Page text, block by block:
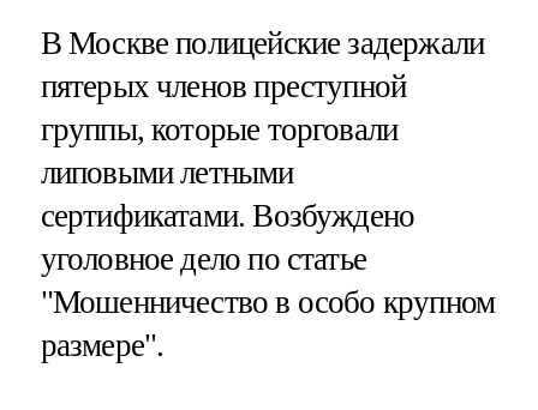
В Москве полицейские задержали
пятерых членов преступной
группы, которые торговали
липовыми летными
сертификатами. Возбуждено
уголовное дело по статье
"Мошенничество в особо крупном
размере".